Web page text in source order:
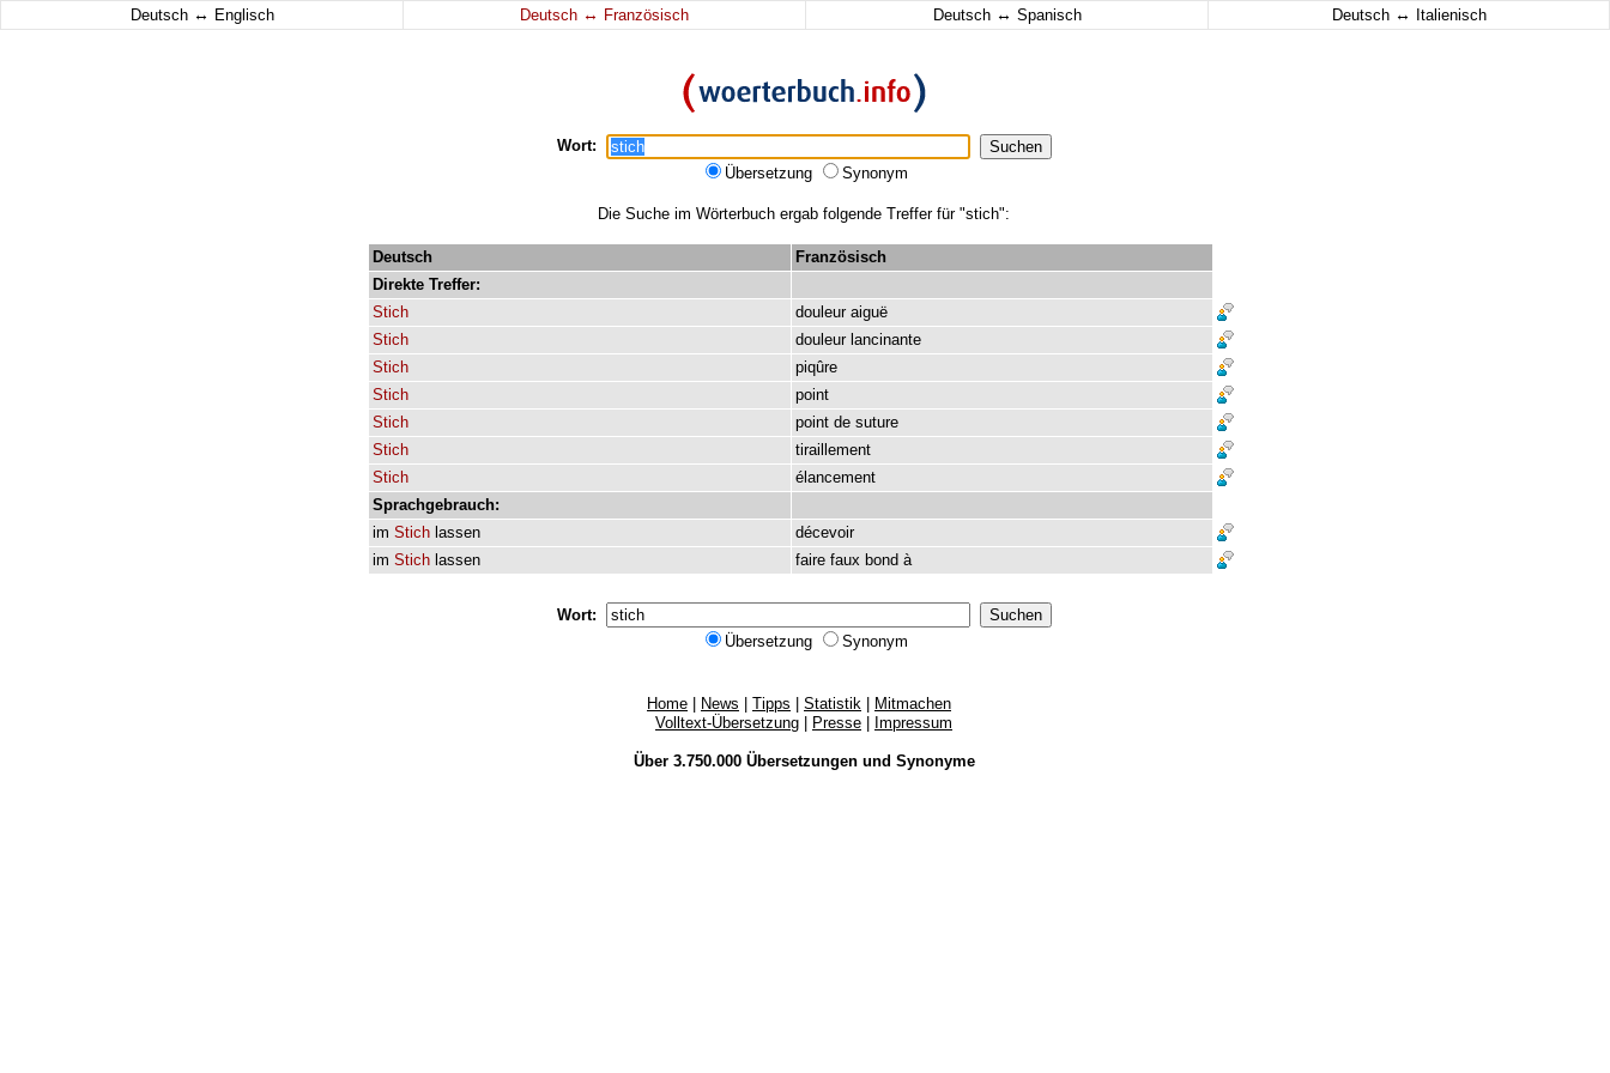
Deutsch ↔ Englisch Deutsch ↔ Französisch Deutsch ↔ Spanisch Deutsch ↔ Italienisch
Wort:
Übersetzung
Synonym
Die Suche im Wörterbuch ergab folgende Treffer für "stich":
Deutsch
Französisch
Direkte Treffer:
Stich
douleur aiguë
Stich
douleur lancinante
Stich
piqûre
Stich
point
Stich
point de suture
Stich
tiraillement
Stich
élancement
Sprachgebrauch:
im Stich lassen
décevoir
im Stich lassen faire faux bond à
Wort:
Übersetzung
Synonym
Home News Tipps Statistik
Mitmachen
Volltext-Übersetzung
Presse Impressum
Über 3.750.000 Übersetzungenund Synonyme